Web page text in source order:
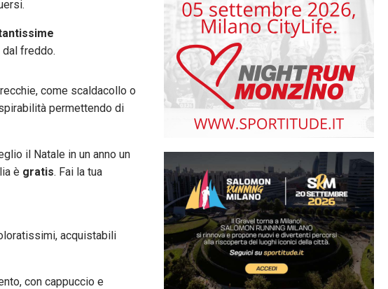
freddo.
come scaldacollo o
permettendo di
il Natale in un anno un
è gratis. Fai la tua
acquistabili
con cappuccio e